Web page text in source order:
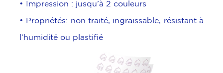
• Impression : jusqu’à 2 couleurs
• Propriétés: non traité, ingraissable, résistant à
l’humidité ou plastifié